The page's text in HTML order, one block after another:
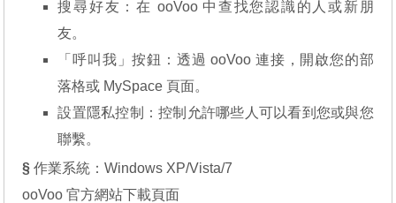
搜尋好友：在 ooVoo 中查找您認識的人或新朋
友。
「呼叫我」按鈕：透過 ooVoo 連接，開啟您的部
落格或 MySpace 頁面。
設置隱私控制：控制允許哪些人可以看到您或與您
聯繫。
§ 作業系統：Windows XP/Vista/7
ooVoo 官方網站下載頁面